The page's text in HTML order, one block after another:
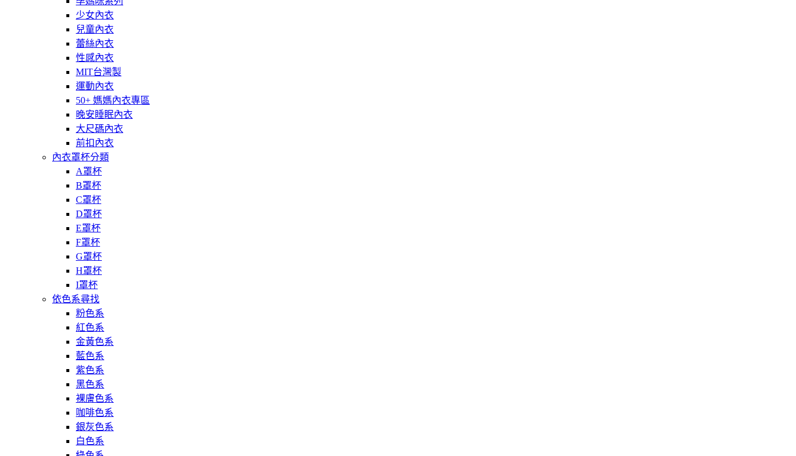
少女內衣
兒童內衣
蕾絲內衣
性感內衣
MIT台灣製
運動內衣
50+ 媽媽內衣專區
晚安睡眠內衣
大尺碼內衣
前扣內衣
內衣罩杯分類
A罩杯
B罩杯
C罩杯
D罩杯
E罩杯
F罩杯
G罩杯
H罩杯
I罩杯
依色系尋找
粉色系
紅色系
金黃色系
藍色系
紫色系
黑色系
裸膚色系
咖啡色系
銀灰色系
白色系